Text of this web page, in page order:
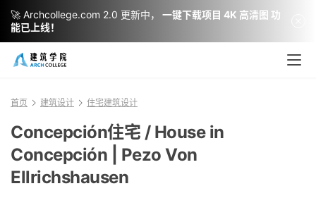
首页 建筑设计 住宅建筑设计
Concepción住宅 / House in
Concepción | Pezo Von
Ellrichshausen
🚀 Archcollege.com 2.0 更新中，
一键下载项目 4K 高清图 功
能已上线！